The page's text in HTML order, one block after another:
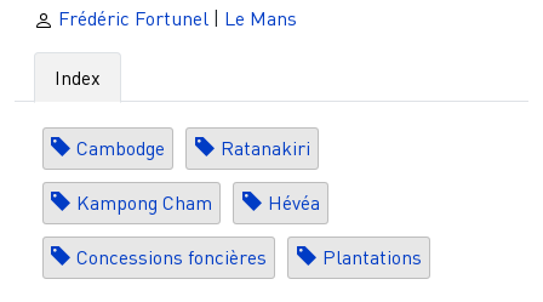
Frédéric Fortunel | Le Mans
Index
Cambodge Ratanakiri
Kampong Cham Hévéa
Concessions foncières Plantations